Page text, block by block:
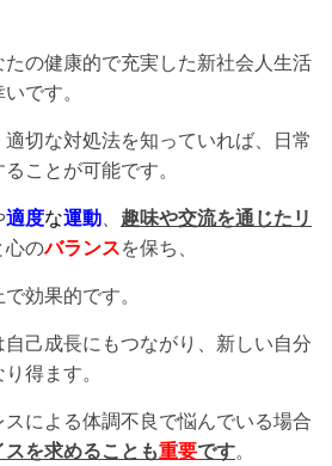
の健康的で充実した新社会人生活
です。
切な対処法を知っていれば、日常
ことが可能です。
適度な運動、 趣味や交流を通じたリ
心のバランスを保ち、
効果的です。
己成長にもつながり、新しい自分
得ます。
による体調不良で悩んでいる場合
を求めることも重要です。